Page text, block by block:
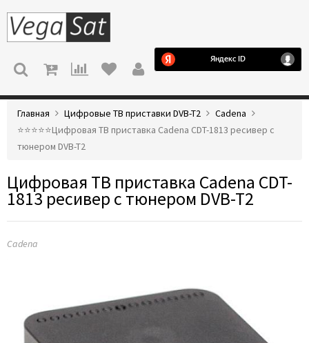
МЕНЮ
Главная Цифровые ТВ приставки DVB-T2
Cadena
⭐️⭐️⭐️⭐️⭐️Цифровая ТВ приставка Cadena CDT-1813 ресивер с
тюнером DVB-T2
Цифровая ТВ приставка Cadena CDT-
1813 ресивер с тюнером DVB-T2
Cadena